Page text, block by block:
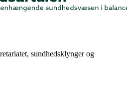
sundhedsklynger og